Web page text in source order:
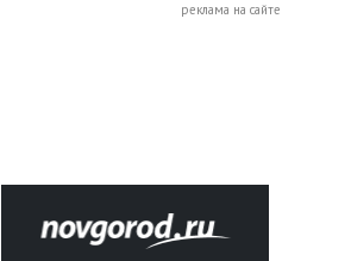
реклама на сайте